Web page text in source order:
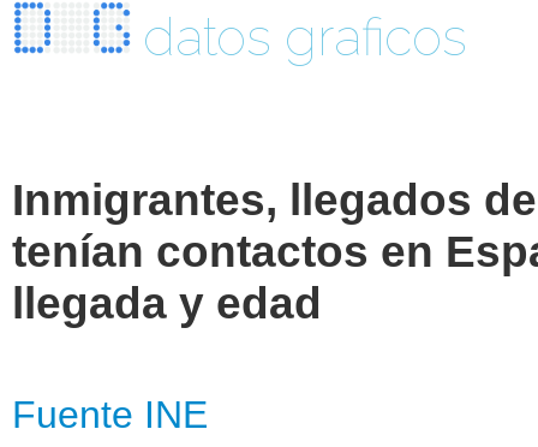
datos graficos
Inmigrantes, llegados
tenían contactos en
llegada y edad
Fuente INE